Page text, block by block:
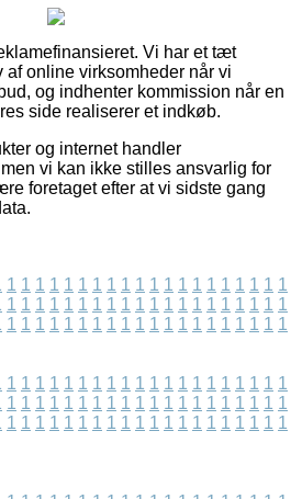
Vi har et tæt
af online virksomheder når vi
og indhenter kommission når en
side realiserer et indkøb.
og internet handler
vi kan ikke stilles ansvarlig for
foretaget efter at vi sidste gang
1 1 1 1 1 1 1 1 1 1 1 1 1 1 1 1 1 1 1 1
1 1 1 1 1 1 1 1 1 1 1 1 1 1 1 1 1 1 1 1
1 1 1 1 1 1 1 1 1 1 1 1 1 1 1 1 1 1 1 1
1 1 1 1 1 1 1 1 1 1 1 1 1 1 1 1 1 1 1 1
1 1 1 1 1 1 1 1 1 1 1 1 1 1 1 1 1 1 1 1
1 1 1 1 1 1 1 1 1 1 1 1 1 1 1 1 1 1 1 1